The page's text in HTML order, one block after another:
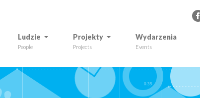
Ludzie
People
Projekty
Projects
Wydarzenia
Events